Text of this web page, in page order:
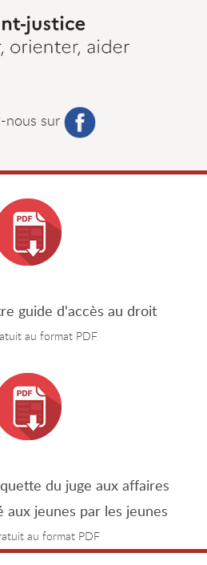
nous sur
guide d'accès au droit
au format PDF
du juge aux affaires
aux jeunes par les jeunes
au format PDF